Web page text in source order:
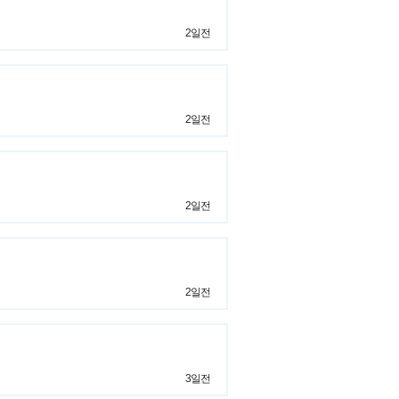
2일전
2일전
2일전
2일전
3일전